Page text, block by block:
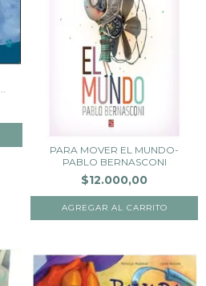
PARA MOVER EL MUNDO-
PABLO BERNASCONI
$12.000,00